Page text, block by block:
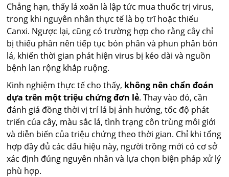
Chẳng hạn, thấy lá xoăn là lập tức mua thuốc trị virus,
trong khi nguyên nhân thực tế là bọ trĩ hoặc thiếu
Canxi. Ngược lại, cũng có trường hợp cho rằng cây chỉ
bị thiếu phân nên tiếp tục bón phân và phun phân bón
lá, khiến thời gian phát hiện virus bị kéo dài và nguồn
bệnh lan rộng khắp ruộng.
Kinh nghiệm thực tế cho thấy, không nên chẩn đoán
dựa trên một triệu chứng đơn lẻ. Thay vào đó, cần
đánh giá đồng thời vị trí lá bị ảnh hưởng, tốc độ phát
triển của cây, màu sắc lá, tình trạng côn trùng môi giới
và diễn biến của triệu chứng theo thời gian. Chỉ khi tổng
hợp đầy đủ các dấu hiệu này, người trồng mới có cơ sở
xác định đúng nguyên nhân và lựa chọn biện pháp xử lý
phù hợp.